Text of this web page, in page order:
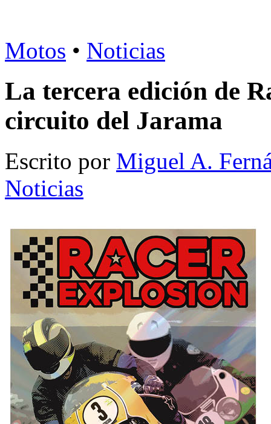
Motos • Noticias
La tercera edición de
circuito del Jarama
Escrito por Miguel A.
Noticias